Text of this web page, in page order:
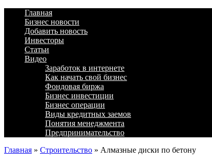
Главная
Бизнес новости
Добавить новость
Инвесторы
Статьи
Видео
Заработок в интернете
Как начать свой бизнес
Фондовая биржа
Бизнес инвестиции
Бизнес операции
Виды кредитных заемов
Понятия менеджмента
Предпринимательство
Главная » Строительство » Алмазные диски по бетону